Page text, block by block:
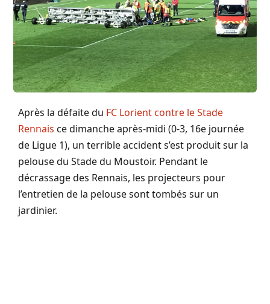
Après la défaite du FC Lorient contre le Stade
Rennais ce dimanche après-midi (0-3, 16e journée
de Ligue 1), un terrible accident s’est produit sur la
pelouse du Stade du Moustoir. Pendant le
décrassage des Rennais, les projecteurs pour
l’entretien de la pelouse sont tombés sur un
jardinier.